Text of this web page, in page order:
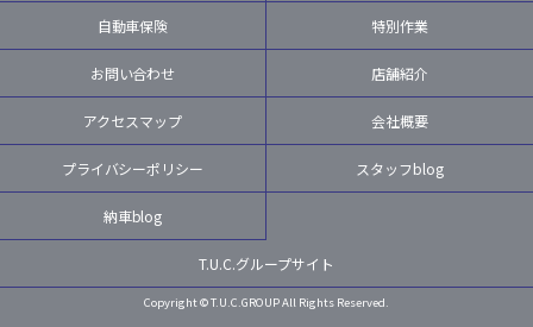
自動車保険 特別作業
お問い合わせ 店舗紹介
アクセスマップ 会社概要
プライバシーポリシー スタッフblog
納車blog
T.U.C.グループサイト
Copyright © T.U.C.GROUP All Rights Reserved.